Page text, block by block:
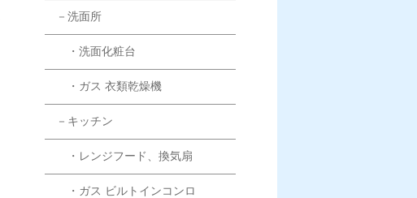
－洗面所
・洗面化粧台
・ガス 衣類乾燥機
－キッチン
・レンジフード、換気扇
・ガス ビルトインコンロ